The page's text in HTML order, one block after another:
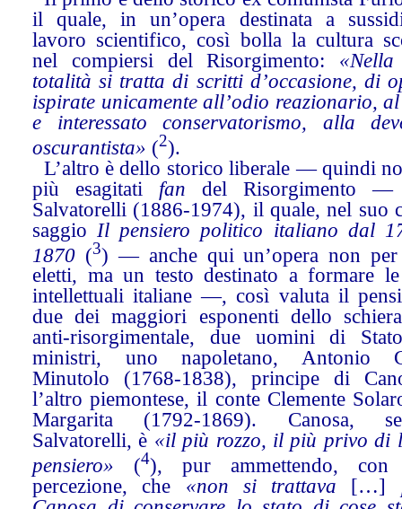
il quale, in un’opera destinata a
lavoro scientifico, così bolla la cultura
nel compiersi del Risorgimento:
totalità si tratta di scritti d’occasione, di
ispirate unicamente all’odio reazionario,
e interessato conservatorismo, alla
oscurantista» (2).
L’altro è dello storico liberale — quindi
più esagitati fan del Risorgimento —
Salvatorelli (1886-1974), il quale, nel suo
saggio Il pensiero politico italiano dal
1870 (3) — anche qui un’opera non
eletti, ma un testo destinato a formare
intellettuali italiane —, così valuta il
due dei maggiori esponenti dello
anti-risorgimentale, due uomini di
ministri, uno napoletano, Antonio
Minutolo (1768-1838), principe di
l’altro piemontese, il conte Clemente
Margarita (1792-1869). Canosa,
Salvatorelli, è «il più rozzo, il più privo di
pensiero» (4), pur ammettendo, con
percezione, che «non si trattava […]